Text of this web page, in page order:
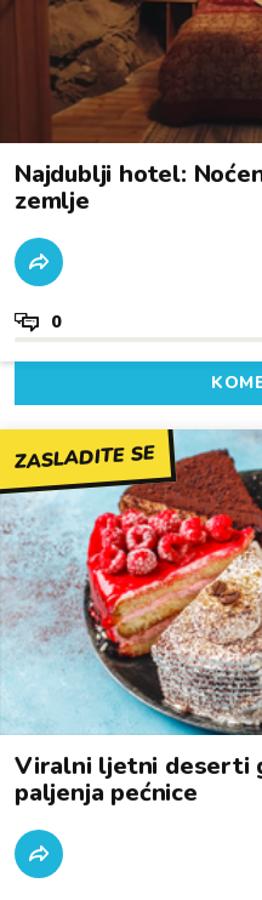
Najdublji hotel:
zemlje
0
ZASLADITE SE
Viralni ljetni deserti
paljenja pećnice